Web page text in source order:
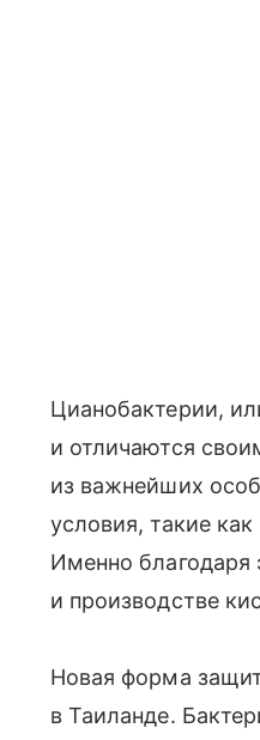
Цианобактерии,
и отличаются
из важнейших
условия, такие
Именно
и производстве
Новая форма
в Таиланде.